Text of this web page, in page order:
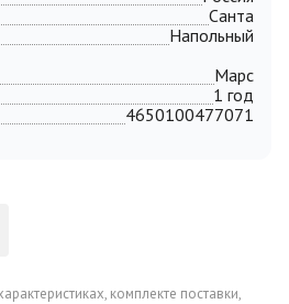
Санта
Напольный
Марс
1 год
4650100477071
комплекте поставки,